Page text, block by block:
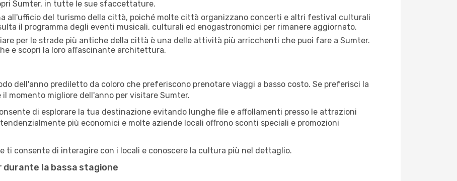
Sumter, in tutte le sue sfaccettature.
all'ufficio del turismo della città, poiché molte città organizzano concerti e altri festival culturali
il programma degli eventi musicali, culturali ed enogastronomici per rimanere aggiornato.
per le strade più antiche della città è una delle attività più arricchenti che puoi fare a Sumter.
e scopri la loro affascinante architettura.
dell'anno prediletto da coloro che preferiscono prenotare viaggi a basso costo. Se preferisci la
momento migliore dell'anno per visitare Sumter.
di esplorare la tua destinazione evitando lunghe file e affollamenti presso le attrazioni
più economici e molte aziende locali offrono sconti speciali e promozioni
ti consente di interagire con i locali e conoscere la cultura più nel dettaglio.
la bassa stagione